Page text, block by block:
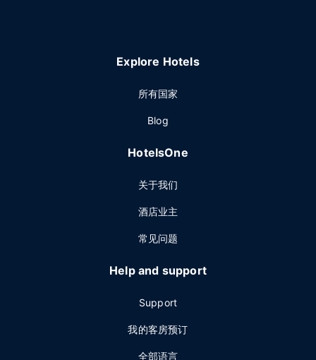
Explore Hotels
所有国家
Blog
HotelsOne
关于我们
酒店业主
常见问题
Help and support
Support
我的客房预订
全部语言